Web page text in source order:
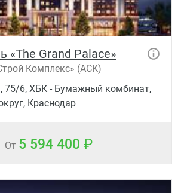
«The Grand Palace»
Комплекс» (АСК)
75/6, ХБК - Бумажный комбинат,
Краснодар
От 5 594 400